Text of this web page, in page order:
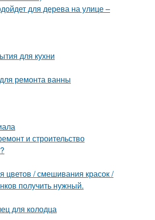
для дерева на улице –
для кухни
ремонта ванны
и строительство
цветов / смешивания красок /
получить нужный.
для колодца